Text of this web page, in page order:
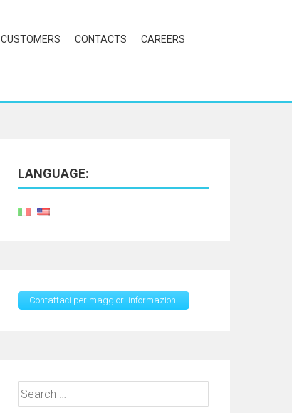
CUSTOMERS CONTACTS
CAREERS
LANGUAGE:
Contattaci per maggiori informazioni
Search
for: